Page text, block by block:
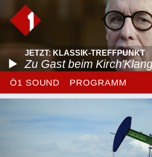
JETZT: KLASSIK-TREFFPUNKT
Zu Gast beim
Ö1 SOUND PROGRAMM